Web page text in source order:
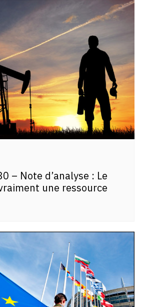
– Note d’analyse : Le
une ressource